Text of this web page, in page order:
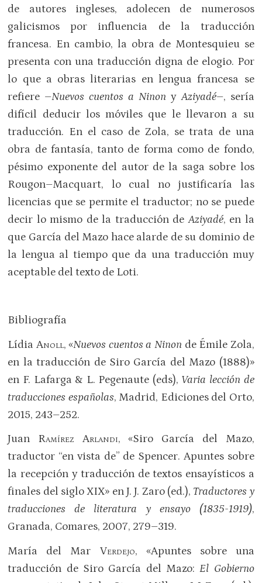
de autores ingleses, adolecen de numerosos
galicismos por influencia de la traducción
francesa. En cambio, la obra de Montesquieu se
presenta con una traducción digna de elogio. Por
lo que a obras literarias en lengua francesa se
refiere –Nuevos cuentos a Ninon yAziyadé–, sería
difícil deducir los móviles que le llevaron a su
traducción. En el caso de Zola, se trata de una
obra de fantasía, tanto de forma como de fondo,
pésimo exponente del autor de la saga sobre los
Rougon–Macquart, lo cual no justificaría las
licencias que se permite el traductor; no se puede
decir lo mismo de la traducción deAziyadé, en la
que García del Mazo hace alarde de su dominio de
la lengua al tiempo que da una traducción muy
aceptable del texto de Loti.
Bibliografía
Lídia Anoll, «Nuevos cuentos a Ninon de Émile Zola,
en la traducción de Siro García del Mazo (1888)»
en F. Lafarga & L. Pegenaute (eds), Varia lección de
traducciones españolas, Madrid, Ediciones del Orto,
2015, 243–252.
Juan Ramírez Arlandi, «Siro García del Mazo,
traductor “en vista de” de Spencer. Apuntes sobre
la recepción y traducción de textos ensayísticos a
finales del siglo XIX» en J. J. Zaro (ed.), Traductores y
traducciones de literatura y ensayo (1835-1919),
Granada, Comares, 2007, 279–319.
María del Mar Verdejo, «Apuntes sobre una
traducción de Siro García del Mazo:El Gobierno